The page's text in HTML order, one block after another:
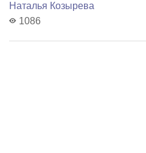
Наталья Козырева
1086